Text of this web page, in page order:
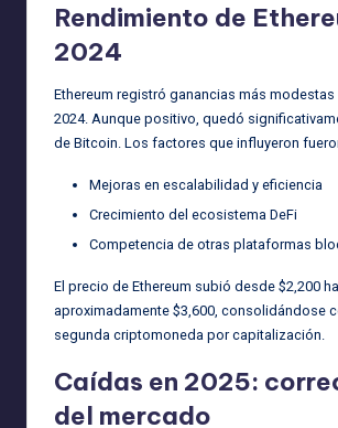
Rendimiento de
2024
Ethereum registró ganancias más modestas
2024. Aunque positivo, quedó
de Bitcoin. Los factores que influyeron
Mejoras en escalabilidad y eficiencia
Crecimiento del ecosistema DeFi
Competencia de otras plataformas
El precio de Ethereum subió desde $2,200
aproximadamente $3,600, consolidándose
segunda criptomoneda por capitalización.
Caídas en 2025:
del mercado